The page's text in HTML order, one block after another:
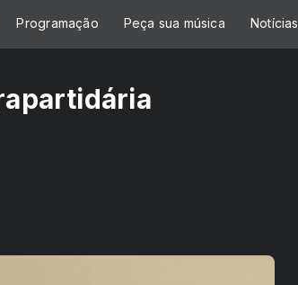
Programação Peça sua música Notícias